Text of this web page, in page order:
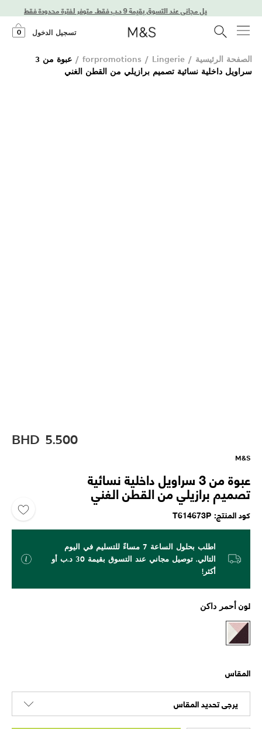
تسجيل الدخول 0
الصفحة الرئيسية /
forpromotions / Lingerie
/
عبوة من 3
سراويل داخلية نسائية تصميم برازيلي من القطن الغني
BHD 5.500
M&S
عبوة من 3 سراويل داخلية نسائية
تصميم برازيلي من القطن الغني
كود المنتج T614673P
اطلب بحلول الساعة 7 مساءً للتسليم في اليوم
التالي. توصيل مجاني عند التسوق بقيمة 30 د.ب أو
أكثر!
لون أحمر داكن
المقاس
يرجى تحديد المقاس